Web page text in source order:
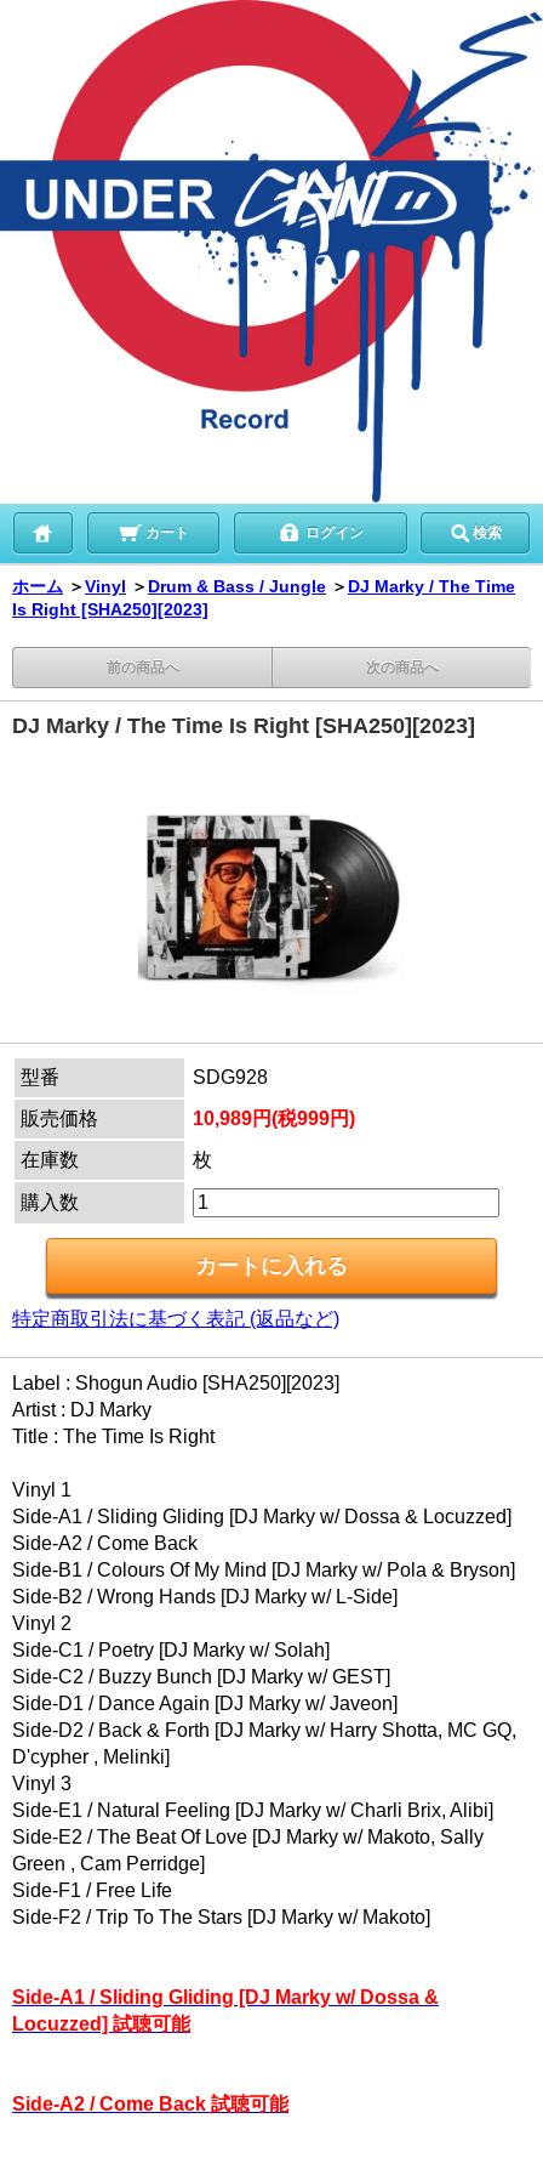
カート ログイン 検索
ホーム ＞Vinyl ＞ Drum & Bass / Jungle ＞ DJ Marky / The Time
Is Right [SHA250][2023]
前の商品へ 次の商品へ
DJ Marky / The Time Is Right [SHA250][2023]
型番
SDG928
販売価格
10,989円(税999円)
在庫数
枚
購入数
特定商取引法に基づく表記 (返品など)
Label : Shogun Audio [SHA250][2023]
Artist : DJ Marky
Title : The Time Is Right
Vinyl 1
Side-A1 / Sliding Gliding [DJ Marky w/ Dossa & Locuzzed]
Side-A2 / Come Back
Side-B1 / Colours Of My Mind [DJ Marky w/ Pola & Bryson]
Side-B2 / Wrong Hands [DJ Marky w/ L-Side]
Vinyl 2
Side-C1 / Poetry [DJ Marky w/ Solah]
Side-C2 / Buzzy Bunch [DJ Marky w/ GEST]
Side-D1 / Dance Again [DJ Marky w/ Javeon]
Side-D2 / Back & Forth [DJ Marky w/ Harry Shotta, MC GQ,
D'cypher , Melinki]
Vinyl 3
Side-E1 / Natural Feeling [DJ Marky w/ Charli Brix, Alibi]
Side-E2 / The Beat Of Love [DJ Marky w/ Makoto, Sally
Green , Cam Perridge]
Side-F1 / Free Life
Side-F2 / Trip To The Stars [DJ Marky w/ Makoto]
Side-A1 / Sliding Gliding [DJ Marky w/ Dossa &
Locuzzed] 試聴可能
Side-A2 / Come Back 試聴可能